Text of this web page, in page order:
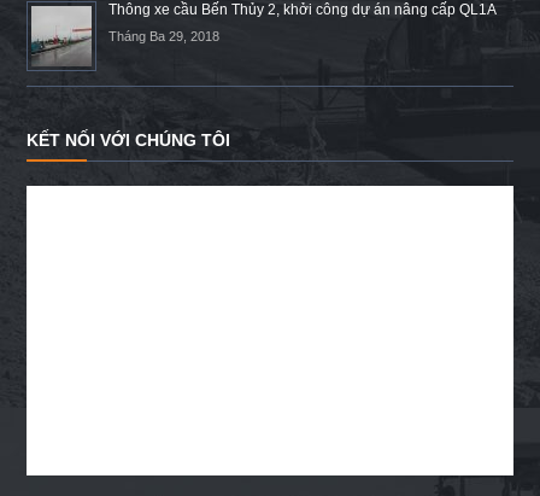
Thông xe cầu Bến Thủy 2, khởi công dự án nâng cấp QL1A
Tháng Ba 29, 2018
KẾT NỐI VỚI CHÚNG TÔI